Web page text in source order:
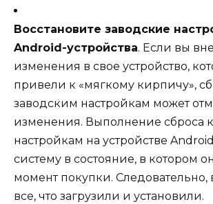
Восстановите заводские
Android-устройства. Если вы
изменения в свое устройство,
привели к «мягкому кирпичу»,
заводским настройкам может
изменения. Выполнение сброса
настройкам на устройстве
систему в состояние, в котором
момент покупки. Следовательно,
все, что загрузили и установили.